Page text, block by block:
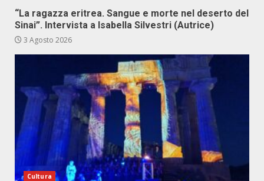
“La ragazza eritrea. Sangue e morte nel deserto del
Sinai”. Intervista a Isabella Silvestri (Autrice)
3 Agosto 2026
Cultura